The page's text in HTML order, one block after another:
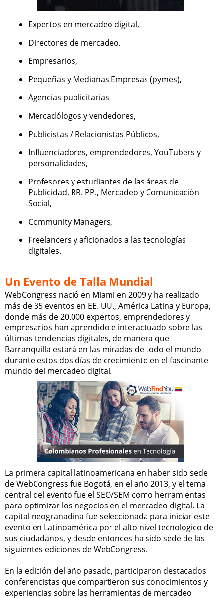
Expertos en mercadeo digital,
Directores de mercadeo,
Empresarios,
Pequeñas y Medianas Empresas (pymes),
Agencias publicitarias,
Mercadólogos y vendedores,
Publicistas / Relacionistas Públicos,
Influenciadores, emprendedores, YouTubers y
personalidades,
Profesores y estudiantes de las áreas de
Publicidad, RR. PP., Mercadeo y Comunicación
Social,
Community Managers,
Freelancers y aficionados a las tecnologías
digitales.
Un Evento de Talla Mundial
WebCongress nació en Miami en 2009 y ha realizado
más de 35 eventos en EE. UU., América Latina y Europa,
donde más de 20.000 expertos, emprendedores y
empresarios han aprendido e interactuado sobre las
últimas tendencias digitales, de manera que
Barranquilla estará en las miradas de todo el mundo
durante estos dos días de crecimiento en el fascinante
mundo del mercadeo digital.
La primera capital latinoamericana en haber sido sede
de WebCongress fue Bogotá, en el año 2013, y el tema
central del evento fue el SEO/SEM como herramientas
para optimizar los negocios en el mercadeo digital. La
capital neogranadina fue seleccionada para iniciar este
evento en Latinoamérica por el alto nivel tecnológico de
sus ciudadanos, y desde entonces ha sido sede de las
siguientes ediciones de WebCongress.
En la edición del año pasado, participaron destacados
conferencistas que compartieron sus conocimientos y
experiencias sobre las herramientas de mercadeo